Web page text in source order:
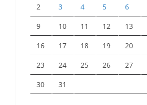
2 3 4 5 6
9 10 11 12 13
16 17 18 19 20
23 24 25 26 27
30 31